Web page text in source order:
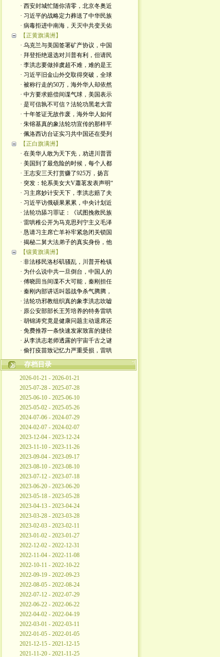
· 西安封城忙随你清零，北京冬奥近
· 习近平的战略定力葬送了中华民族
· 病毒拒进中南海，天灭中共变天佑
【正黄旗满洲】
· 乌克兰与美国签署矿产协议，中国
· 拜登拒绝退选对川普有利，但请民
· 李洪志要做掉虞超不难，难的是王
· 习近平旧金山外交取得突破，全球
· 被称行走的50万，海外华人却依然
· 中方要求赔偿间谍气球，美国表示
· 是可信孰不可信？法轮功黑老大雷
· 十年签证无故作废，海外华人如何
· 朱镕基真的象法轮功宣传的那样平
· 佩洛西访台证实习共中国还在受列
【正白旗满洲】
· 在美华人敢为天下先，劝进川普晋
· 美国到了最危险的时候，每个人都
· 王志安三天打赏赚了925万，扬言
· 突发：轮系美女大V蕭茗发表声明“
· 习主席妙计安天下，李洪志赔了夫
· 习近平访俄硕果累累，中央计划近
· 法轮功舔习罪证：《试图挽救民族
· 雷哄稚公开为马克思列宁主义毛泽
· 恳请习主席亡羊补牢紧急闭关锁国
· 揭秘二舅大法弟子的真实身份，他
【镶黄旗满洲】
· 非法移民洛杉矶骚乱，川普开枪镇
· 为什么说中共一旦倒台，中国人的
· 傅晓田当间谍不大可能，秦刚担任
· 秦刚内部讲话叫嚣战争杀气腾腾，
· 法轮功邪教组织真的象李洪志吹嘘
· 原公安部部长王芳培养的特务雷哄
· 胡锦涛究竟是健康问题主动退席还
· 免费推荐一条快速发家致富的捷径
· 从李洪志老师透露的宇宙千古之谜
· 偷打疫苗致记忆力严重受损，雷哄
存档目录
2026-01-21 - 2026-01-21
2025-07-28 - 2025-07-28
2025-06-10 - 2025-06-10
2025-05-02 - 2025-05-26
2024-07-06 - 2024-07-29
2024-02-07 - 2024-02-07
2023-12-04 - 2023-12-24
2023-11-10 - 2023-11-26
2023-09-04 - 2023-09-17
2023-08-10 - 2023-08-10
2023-07-12 - 2023-07-18
2023-06-20 - 2023-06-20
2023-05-18 - 2023-05-28
2023-04-13 - 2023-04-24
2023-03-28 - 2023-03-28
2023-02-03 - 2023-02-11
2023-01-02 - 2023-01-27
2022-12-02 - 2022-12-31
2022-11-04 - 2022-11-08
2022-10-11 - 2022-10-22
2022-09-19 - 2022-09-23
2022-08-05 - 2022-08-24
2022-07-12 - 2022-07-29
2022-06-22 - 2022-06-22
2022-04-02 - 2022-04-19
2022-03-01 - 2022-03-11
2022-01-05 - 2022-01-05
2021-12-15 - 2021-12-15
2021-11-20 - 2021-11-25